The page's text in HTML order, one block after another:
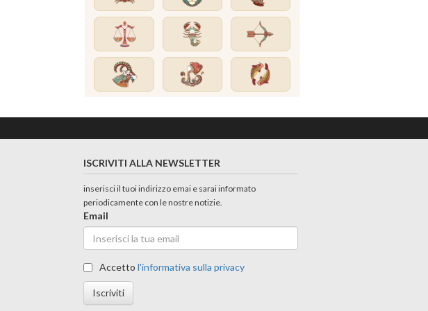
ISCRIVITI ALLA NEWSLETTER
inserisci il tuoi indirizzo emai e sarai informato
periodicamente con le nostre notizie.
Email
Accettol'informativa sulla privacy
Iscriviti